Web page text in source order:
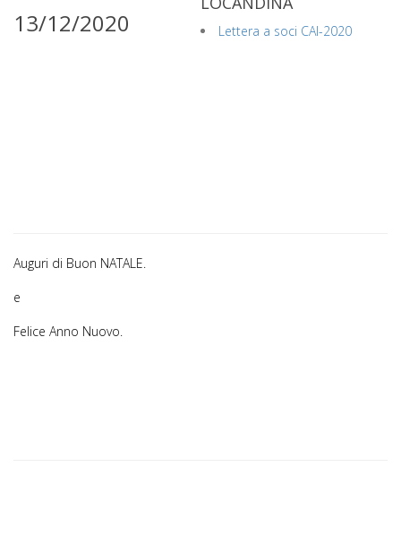
13/12/2020 Lettera a soci CAI-2020
Auguri di Buon NATALE.
e
Felice Anno Nuovo.